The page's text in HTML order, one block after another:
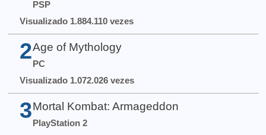
PSP
Visualizado 1.884.110 vezes
2 Age of Mythology
PC
Visualizado 1.072.026 vezes
3 Mortal Kombat: Armageddon
PlayStation 2